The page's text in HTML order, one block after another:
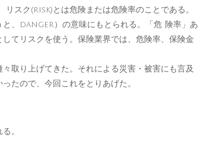
リスク(risk)とは危険または危険率のことである。
と、danger）の意味にもとられる。「危 険率」あ
てリスクを使う。保険業界では、危険率、保険金
取り上げてきた。それによる災害・被害にも言及
たので、今回これをとりあげた。
。